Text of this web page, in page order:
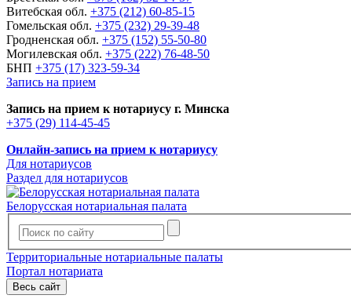
Витебская обл. +375 (212) 60-85-15
Гомельская обл. +375 (232) 29-39-48
Гродненская обл. +375 (152) 55-50-80
Могилевская обл. +375 (222) 76-48-50
БНП +375 (17) 323-59-34
Запись на прием
Запись на прием к нотариусу г. Минска
+375 (29) 114-45-45
Онлайн-запись на прием к нотариусу
Для нотариусов
Раздел для нотариусов
Белорусская нотариальная палата
Территориальные нотариальные палаты
Портал нотариата
Весь сайт